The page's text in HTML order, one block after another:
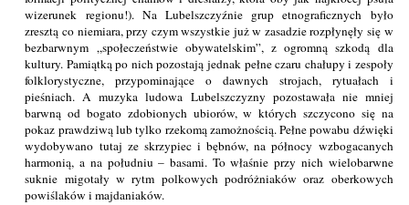
wizerunek regionu!). Na Lubelszczyźnie grup etnograficznych było
zresztą co niemiara, przy czym wszystkie już w zasadzie rozpłynęły się w
bezbarwnym „społeczeństwie obywatelskim”, z ogromną szkodą dla
kultury. Pamiątką po nich pozostają jednak pełne czaru chałupy i zespoły
folklorystyczne, przypominające o dawnych strojach, rytuałach i
pieśniach. A muzyka ludowa Lubelszczyzny pozostawała nie mniej
barwną od bogato zdobionych ubiorów, w których szczycono się na
pokaz prawdziwą lub tylko rzekomą zamożnością. Pełne powabu dźwięki
wydobywano tutaj ze skrzypiec i bębnów, na północy wzbogacanych
harmonią, a na południu – basami. To właśnie przy nich wielobarwne
suknie migotały w rytm polkowych podróżniaków oraz oberkowych
powiślaków i majdaniaków.